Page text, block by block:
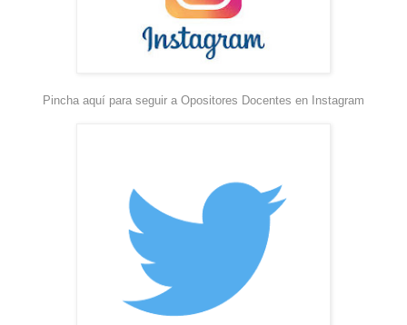
Pincha aquí para seguir a Opositores Docentes en Instagram